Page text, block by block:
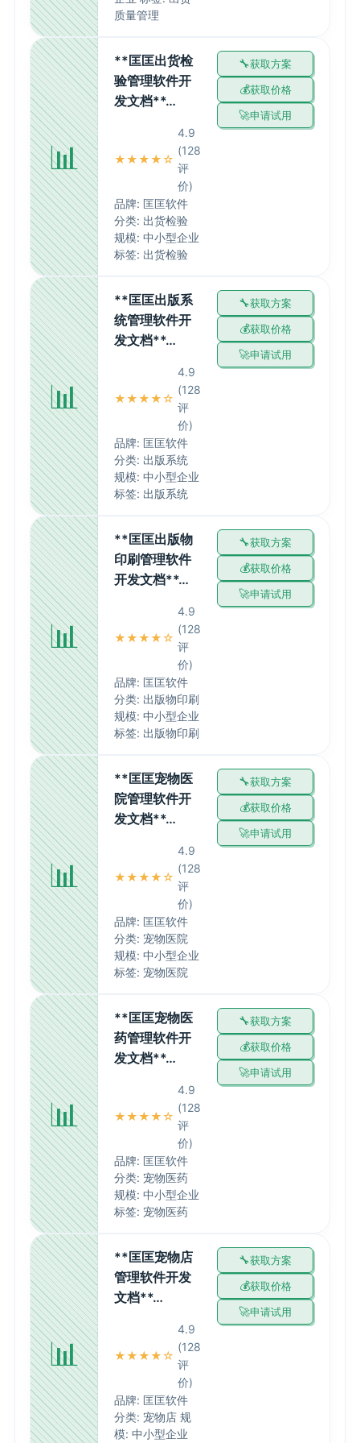
质量管理
📊
**匡匡出货检
验管理软件开
发文档**…
★★★★☆
4.9
(128
评
价)
品牌: 匡匡软件
分类: 出货检验
规模: 中小型企业
标签: 出货检验
获取方案
获取价格
申请试用
📊
**匡匡出版系
统管理软件开
发文档**…
★★★★☆
4.9
(128
评
价)
品牌: 匡匡软件
分类: 出版系统
规模: 中小型企业
标签: 出版系统
获取方案
获取价格
申请试用
📊
**匡匡出版物
印刷管理软件
开发文档**…
★★★★☆
4.9
(128
评
价)
品牌: 匡匡软件
分类: 出版物印刷
规模: 中小型企业
标签: 出版物印刷
获取方案
获取价格
申请试用
📊
**匡匡宠物医
院管理软件开
发文档**…
★★★★☆
4.9
(128
评
价)
品牌: 匡匡软件
分类: 宠物医院
规模: 中小型企业
标签: 宠物医院
获取方案
获取价格
申请试用
📊
**匡匡宠物医
药管理软件开
发文档**…
★★★★☆
4.9
(128
评
价)
品牌: 匡匡软件
分类: 宠物医药
规模: 中小型企业
标签: 宠物医药
获取方案
获取价格
申请试用
📊
**匡匡宠物店
管理软件开发
文档**…
★★★★☆
4.9
(128
评
价)
品牌: 匡匡软件
分类: 宠物店 规
模: 中小型企业
获取方案
获取价格
申请试用